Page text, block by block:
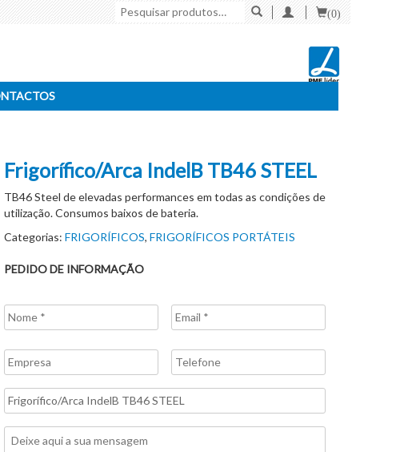
Pesquisar
por:
(0)
Frigorífico/Arca IndelB TB46 STEEL
TB46 Steel de elevadas performances em todas as condições de
utilização. Consumos baixos de bateria.
Categorias:FRIGORÍFICOS,FRIGORÍFICOS PORTÁTEIS
PEDIDO DE INFORMAÇÃO
Nome * Email *
Empresa Telefone
Assunto